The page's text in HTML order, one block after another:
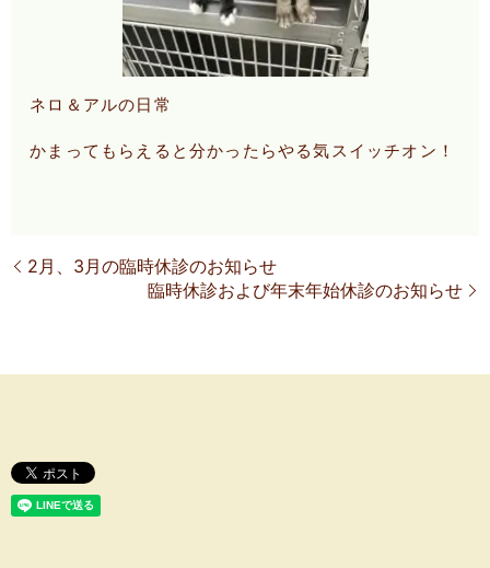
ネロ＆アルの日常
かまってもらえると分かったらやる気スイッチオン！
2月、3月の臨時休診のお知らせ
臨時休診および年末年始休診のお知らせ